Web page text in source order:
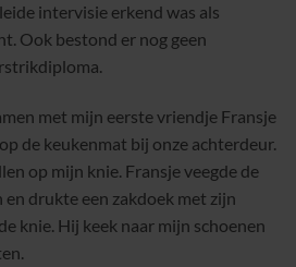
intervisie erkend was als
Ook bestond er nog geen
met mijn eerste vriendje Fransje
de keukenmat bij onze achterdeur.
op mijn knie. Fransje veegde de
drukte een zakdoek met zijn
knie. Hij keek naar mijn schoenen